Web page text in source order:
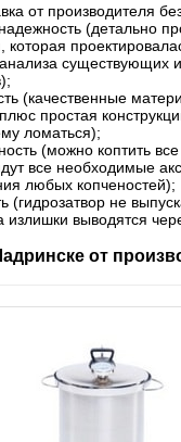
от производителя
(детально
которая
существующих
(качественные
простая
ломаться);
(можно коптить
все необходимые
любых копченостей);
(гидрозатвор не
излишки выводятся
от